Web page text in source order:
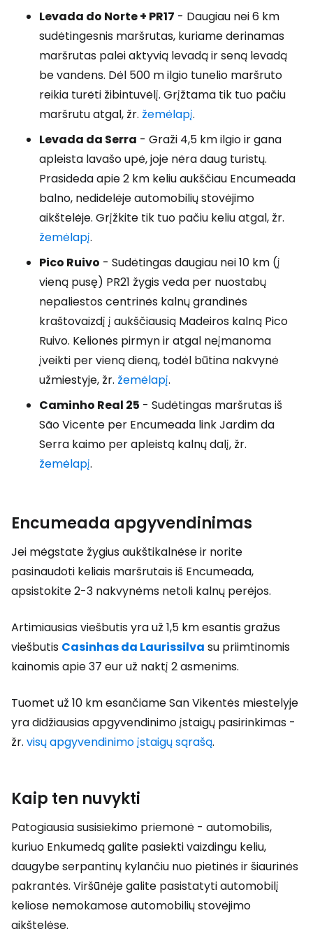
Levada do Norte + PR17 - Daugiau nei 6 km
sudėtingesnis maršrutas, kuriame derinamas
maršrutas palei aktyvią levadą ir seną levadą
be vandens. Dėl 500 m ilgio tunelio maršruto
reikia turėti žibintuvėlį. Grįžtama tik tuo pačiu
maršrutu atgal, žr. žemėlapį.
Levada da Serra - Graži 4,5 km ilgio ir gana
apleista lavašo upė, joje nėra daug turistų.
Prasideda apie 2 km keliu aukščiau Encumeada
balno, nedidelėje automobilių stovėjimo
aikštelėje. Grįžkite tik tuo pačiu keliu atgal, žr.
žemėlapį.
Pico Ruivo - Sudėtingas daugiau nei 10 km (į
vieną pusę) PR21 žygis veda per nuostabų
nepaliestos centrinės kalnų grandinės
kraštovaizdį į aukščiausią Madeiros kalną Pico
Ruivo. Kelionės pirmyn ir atgal neįmanoma
įveikti per vieną dieną, todėl būtina nakvynė
užmiestyje, žr. žemėlapį.
Caminho Real 25 - Sudėtingas maršrutas iš
São Vicente per Encumeada link Jardim da
Serra kaimo per apleistą kalnų dalį, žr.
žemėlapį.
Encumeada apgyvendinimas
Jei mėgstate žygius aukštikalnėse ir norite
pasinaudoti keliais maršrutais iš Encumeada,
apsistokite 2-3 nakvynėms netoli kalnų perėjos.
Artimiausias viešbutis yra už 1,5 km esantis gražus
viešbutis Casinhas da Laurissilva su priimtinomis
kainomis apie 37 eur už naktį 2 asmenims.
Tuomet už 10 km esančiame San Vikentės miestelyje
yra didžiausias apgyvendinimo įstaigų pasirinkimas -
žr. visų apgyvendinimo įstaigų sąrašą.
Kaip ten nuvykti
Patogiausia susisiekimo priemonė - automobilis,
kuriuo Enkumedą galite pasiekti vaizdingu keliu,
daugybe serpantinų kylančiu nuo pietinės ir šiaurinės
pakrantės. Viršūnėje galite pasistatyti automobilį
keliose nemokamose automobilių stovėjimo
aikštelėse.